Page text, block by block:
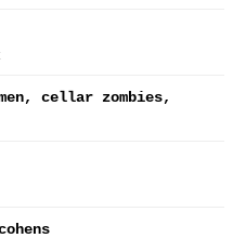
cellar zombies,